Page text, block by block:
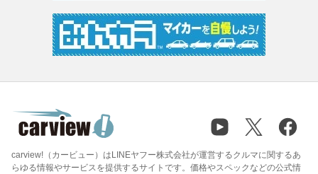
carview!（カービュー）はLINEヤフー株式会社が運営するクルマに関するあ
らゆる情報やサービスを提供するサイトです。価格やスペックなどの公式情